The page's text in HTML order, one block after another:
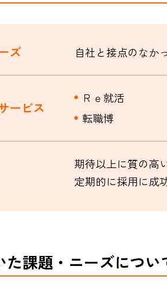
ズ 自社と接点のなか
ービス
Ｒｅ就活
転職博
期待以上に質の高
定期的に採用に成
た課題・ニーズについ